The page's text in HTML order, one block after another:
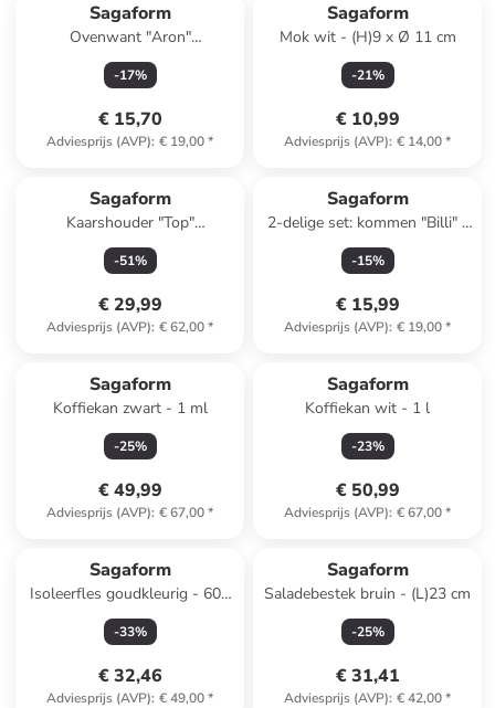
Sagaform
Ovenwant "Aron"
donkerblauw - (L)30 x (B)16
cm
-17%
€ 15,70
Adviesprijs (AVP): € 19,00*
Sagaform
Mok wit - (H)9 x Ø 11 cm
-21%
€ 10,99
Adviesprijs (AVP): € 14,00*
Sagaform
Kaarshouder "Top"
goudkleurig - (H)19 x Ø 22
cm
-51%
€ 29,99
Adviesprijs (AVP): € 62,00*
Sagaform
2-delige set: kommen "Billi" -
700 ml
-15%
€ 15,99
Adviesprijs (AVP): € 19,00*
Sagaform
Koffiekan zwart - 1 ml
-25%
€ 49,99
Adviesprijs (AVP): € 67,00*
Sagaform
Koffiekan wit - 1 l
-23%
€ 50,99
Adviesprijs (AVP): € 67,00*
Sagaform
Isoleerfles goudkleurig - 600
ml
-33%
€ 32,46
Adviesprijs (AVP): € 49,00*
Sagaform
Saladebestek bruin - (L)23 cm
-25%
€ 31,41
Adviesprijs (AVP): € 42,00*